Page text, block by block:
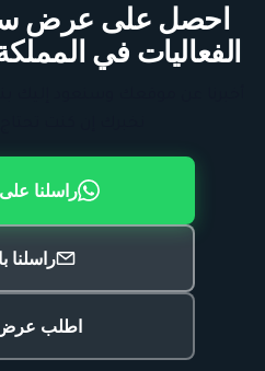
احصل على عرض
الفعاليات في
راسلنا
راسلنا
اطلب